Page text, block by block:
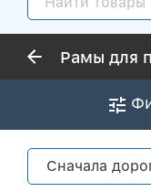
Рамы для
Сначала